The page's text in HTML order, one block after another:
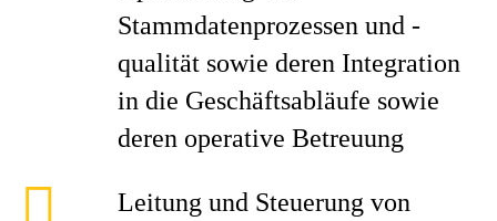
Stammdatenprozessen und -
qualität sowie deren Integration
in die Geschäftsabläufe sowie
deren operative Betreuung
Leitung und Steuerung von